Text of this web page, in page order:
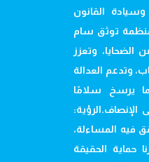
القانون
توثق سام
الضحايا، وتعزز
وتدعم العدالة
يرسخ سلامًا
الإنصاف.الرؤية:
فيه المساءلة،
حماية الحقيقة